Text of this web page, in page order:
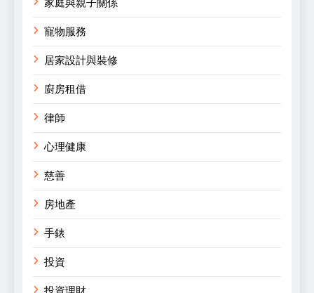
寵物服務
居家設計與裝修
廚房租借
律師
心理健康
慈善
房地產
手錶
投資